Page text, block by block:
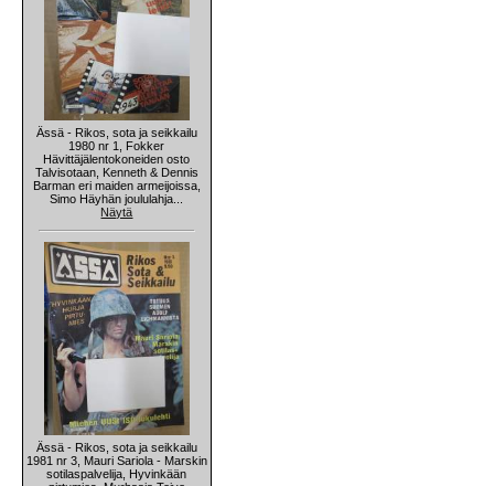
Ässä - Rikos, sota ja seikkailu
1980 nr 1, Fokker
Hävittäjälentokoneiden osto
Talvisotaan, Kenneth & Dennis
Barman eri maiden armeijoissa,
Simo Häyhän joululahja...
Näytä
Ässä - Rikos, sota ja seikkailu
1981 nr 3, Mauri Sariola - Marskin
sotilaspalvelija, Hyvinkään